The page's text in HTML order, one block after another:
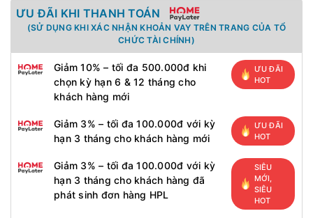
ƯU ĐÃI KHI THANH TOÁN
(SỬ DỤNG KHI XÁC NHẬN KHOẢN VAY TRÊN TRANG CỦA TỔ
CHỨC TÀI CHÍNH)
Giảm 10% – tối đa 500.000đ khi
chọn kỳ hạn 6 & 12 tháng cho
khách hàng mới
ƯU ĐÃI
HOT
Giảm 3% – tối đa 100.000đ với kỳ
hạn 3 tháng cho khách hàng mới
ƯU ĐÃI
HOT
Giảm 3% – tối đa 100.000đ với kỳ
hạn 3 tháng cho khách hàng đã
phát sinh đơn hàng HPL
SIÊU
MỚI,
SIÊU
HOT